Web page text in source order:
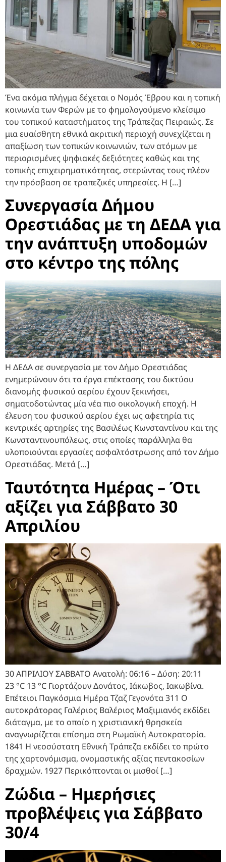
Ένα ακόμα πλήγμα δέχεται ο Νομός Έβρου και η τοπική
κοινωνία των Φερών με το φημολογούμενο κλείσιμο
του τοπικού καταστήματος της Τράπεζας Πειραιώς. Σε
μια ευαίσθητη εθνικά ακριτική περιοχή συνεχίζεται η
απαξίωση των τοπικών κοινωνιών, των ατόμων με
περιορισμένες ψηφιακές δεξιότητες καθώς και της
τοπικής επιχειρηματικότητας, στερώντας τους πλέον
την πρόσβαση σε τραπεζικές υπηρεσίες. Η […]
Συνεργασία Δήμου
Ορεστιάδας με τη ΔΕΔΑ για
την ανάπτυξη υποδομών
στο κέντρο της πόλης
Η ΔΕΔΑ σε συνεργασία με τον Δήμο Ορεστιάδας
ενημερώνουν ότι τα έργα επέκτασης του δικτύου
διανομής φυσικού αερίου έχουν ξεκινήσει,
σηματοδοτώντας μία νέα πιο οικολογική εποχή. Η
έλευση του φυσικού αερίου έχει ως αφετηρία τις
κεντρικές αρτηρίες της Βασιλέως Κωνσταντίνου και της
Κωνσταντινουπόλεως, στις οποίες παράλληλα θα
υλοποιούνται εργασίες ασφαλτόστρωσης από τον Δήμο
Ορεστιάδας. Μετά […]
Ταυτότητα Ημέρας – Ότι
αξίζει για Σάββατο 30
Απριλίου
30 ΑΠΡΙΛΙΟΥ ΣΑΒΒΑΤΟ Ανατολή: 06:16 – Δύση: 20:11
23 °C 13 °C Γιορτάζουν Δονάτος, Ιάκωβος, Ιακωβίνα.
Επέτειοι Παγκόσμια Ημέρα Τζαζ Γεγονότα 311 Ο
αυτοκράτορας Γαλέριος Βαλέριος Μαξιμιανός εκδίδει
διάταγμα, με το οποίο η χριστιανική θρησκεία
αναγνωρίζεται επίσημα στη Ρωμαϊκή Αυτοκρατορία.
1841 Η νεοσύστατη Εθνική Τράπεζα εκδίδει το πρώτο
της χαρτονόμισμα, ονομαστικής αξίας πεντακοσίων
δραχμών. 1927 Περικόπτονται οι μισθοί […]
Ζώδια – Ημερήσιες
προβλέψεις για Σάββατο
30/4